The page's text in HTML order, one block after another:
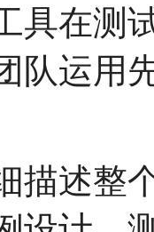
具在测
队运用
描述整